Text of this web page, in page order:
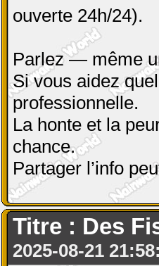
ouverte 24h/24).
Parlez — même
Si vous aidez
professionnelle.
La honte et la
chance.
Partager l’info
Titre : Des
2025-08-21